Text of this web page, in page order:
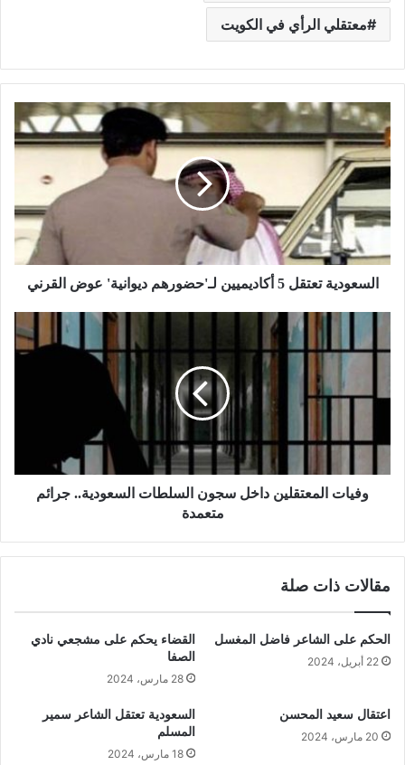
معتقلي الرأي في الكويت
السعودية تعتقل 5 أكاديميين لـ'حضورهم ديوانية' عوض القرني
وفيات المعتقلين داخل سجون السلطات السعودية.. جرائم
متعمدة
مقالات ذات صلة
الحكم على الشاعر فاضل المغسل
22 أبريل، 2024
القضاء يحكم على مشجعي نادي
الصفا
28 مارس، 2024
اعتقال سعيد المحسن
20 مارس، 2024
السعودية تعتقل الشاعر سمير
المسلم
18 مارس، 2024